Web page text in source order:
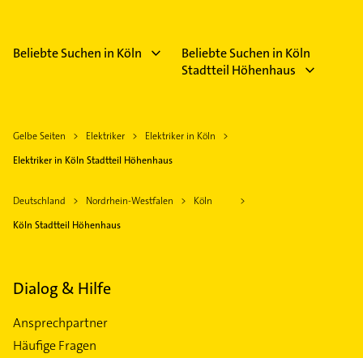
Beliebte Suchen in Köln
Beliebte Suchen in Köln
Stadtteil Höhenhaus
Gelbe Seiten Elektriker
Elektriker in Köln
Elektriker in Köln Stadtteil Höhenhaus
Deutschland Nordrhein-Westfalen
Köln
Köln Stadtteil Höhenhaus
Dialog & Hilfe
Ansprechpartner
Häufige Fragen